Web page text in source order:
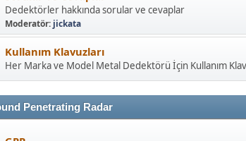
Dedektörler hakkında sorular ve cevaplar
Moderatör:jickata
Kullanım Klavuzları
Her Marka ve Model Metal Dedektörü İçin Kullanım
Penetrating Radar